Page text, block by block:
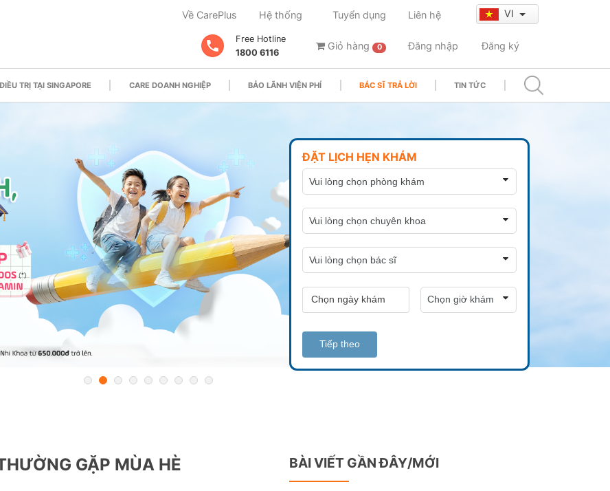
Về CarePlus Hệ thống Tuyển dụng Liên hệ VI
Free Hotline
1800 6116
Giỏ hàng 0 Đăng nhập Đăng ký
TRỊ TẠI SINGAPORE CARE DOANH NGHIỆP BẢO LÃNH VIỆN PHÍ BÁC SĨ TRẢ LỜI TIN TỨC
ĐẶT LỊCH HẸN KHÁM
Tiếp theo
GẶP MÙA HÈ BÀI VIẾT GẦN ĐÂY/MỚI